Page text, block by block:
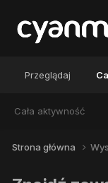
Przeglądaj
Cała aktywność
Strona główna